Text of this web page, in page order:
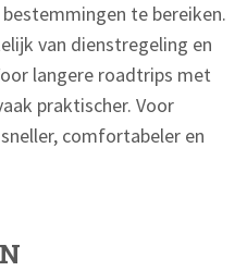
te bereiken.
van dienstregeling en
langere roadtrips met
praktischer. Voor
comfortabeler en